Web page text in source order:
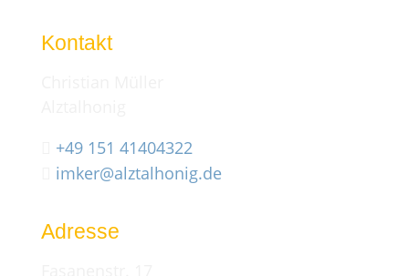
Kontakt
+49 151 41404322
imker@alztalhonig.de
Adresse